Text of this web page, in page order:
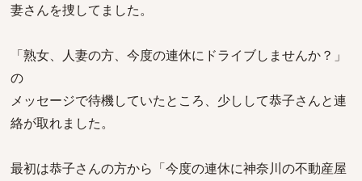
妻さんを捜してました。
「熟女、人妻の方、今度の連休にドライブしませんか？」
の
メッセージで待機していたところ、少しして恭子さんと連
絡が取れました。
最初は恭子さんの方から「今度の連休に神奈川の不動産屋